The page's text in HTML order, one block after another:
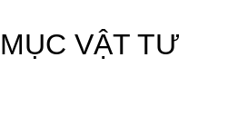
VẬT TƯ